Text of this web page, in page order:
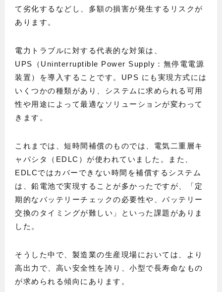
て劣化するなどし、多額の損害が発生するリスクが
あります。
電力トラブルに対する代表的な対策は、
UPS（Uninterruptible Power Supply：無停電電源
装置）を導入することです。UPS にも実現方式には
いくつかの種類があり、システムに求められる可用
性や用途によって最適なソリューションが変わって
きます。
これまでは、短時間補償のものでは、電気二重層キ
ャパシタ（EDLC）が使われていました。また、
EDLCではカバーできない時間を補償するシステム
は、鉛電池で実現することが多かったですが、「定
期的なバッテリーチェックの必要性や、バッテリー
交換のタイミングが難しい」といった課題がありま
した。
そうした中で、製造業の生産現場においては、より
高出力で、高い安全性を誇り、小型で長寿命なもの
が求められる傾向にあります。